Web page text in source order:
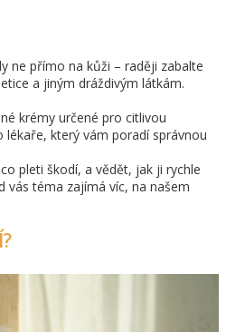
ne přímo na kůži – raději zabalte
a jiným dráždivým látkám.
krémy určené pro citlivou
který vám poradí správnou
pleti škodí, a vědět, jak ji rychle
vás téma zajímá víc, na našem